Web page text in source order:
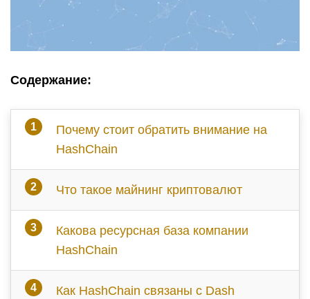
Содержание:
Почему стоит обратить внимание на
HashChain
Что такое майнинг криптовалют
Какова ресурсная база компании
HashChain
Как HashChain связаны с Dash